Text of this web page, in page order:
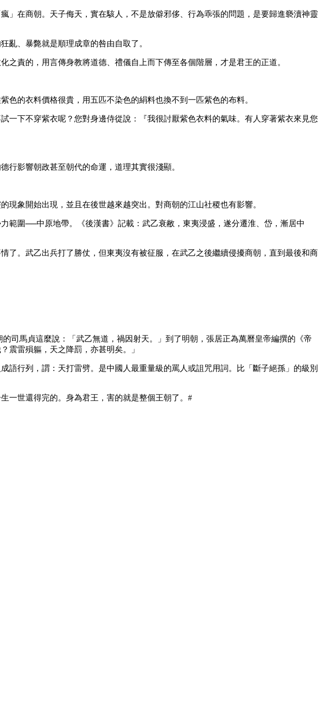
」在商朝。天子侮天，實在駭人，不是放僻邪侈、行為乖張的問題，是要歸進褻瀆神靈
亂、暴斃就是順理成章的咎由自取了。
責的，用言傳身教將道德、禮儀自上而下傳至各個階層，才是君王的正道。
的衣料價格很貴，用五匹不染色的絹料也換不到一匹紫色的布料。
下不穿紫衣呢？您對身邊侍從說：『我很討厭紫色衣料的氣味。有人穿著紫衣來見您
行影響朝政甚至朝代的命運，道理其實很淺顯。
象開始出現，並且在後世越來越突出。對商朝的江山社稷也有影響。
範圍──中原地帶。《後漢書》記載：武乙衰敝，東夷浸盛，遂分遷淮、岱，漸居中
了。武乙出兵打了勝仗，但東夷沒有被征服，在武乙之後繼續侵擾商朝，直到最後和商
司馬貞這麼說：「武乙無道，禍因射天。」到了明朝，張居正為萬曆皇帝編撰的《帝
雷殞軀，天之降罰，亦甚明矣。」
行列，謂：天打雷劈。是中國人最重量級的罵人或詛咒用詞。比「斷子絕孫」的級別
一世還得完的。身為君王，害的就是整個王朝了。#